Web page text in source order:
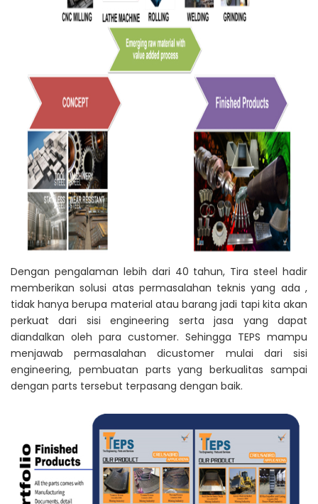
Dengan pengalaman lebih dari 40 tahun, Tira steel hadir
memberikan solusi atas permasalahan teknis yang ada ,
tidak hanya berupa material atau barang jadi tapi kita akan
perkuat dari sisi engineering serta jasa yang dapat
diandalkan oleh para customer. Sehingga TEPS mampu
menjawab permasalahan dicustomer mulai dari sisi
engineering, pembuatan parts yang berkualitas sampai
dengan parts tersebut terpasang dengan baik.